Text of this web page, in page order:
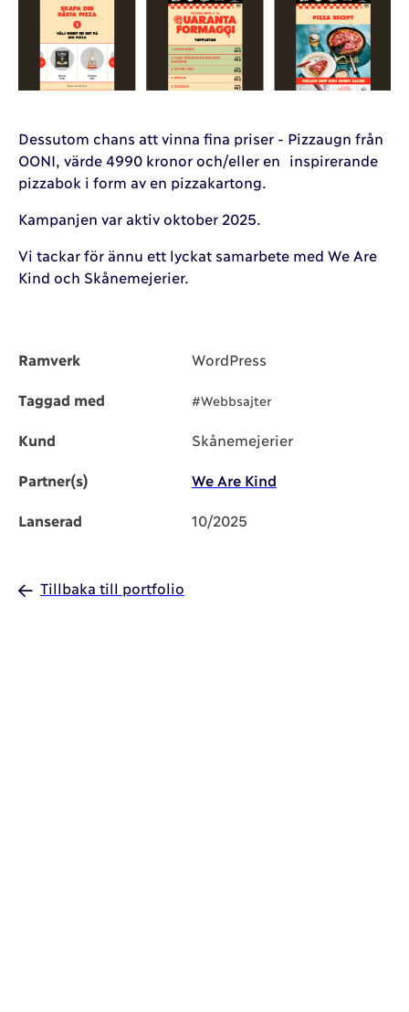
Dessutom chans att vinna fina priser - Pizzaugn från
OONI, värde 4990 kronor och/eller en inspirerande
pizzabok i form av en pizzakartong.
Kampanjen var aktiv oktober 2025.
Vi tackar för ännu ett lyckat samarbete med We Are
Kind och Skånemejerier.
Ramverk WordPress
Taggad med #Webbsajter
Kund Skånemejerier
Partner(s) We Are Kind
Lanserad 10/2025
Tillbaka till portfolio